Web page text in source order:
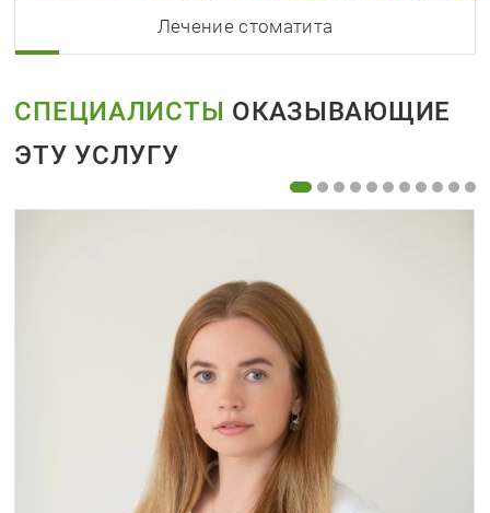
Лечение стоматита
СПЕЦИАЛИСТЫ ОКАЗЫВАЮЩИЕ
ЭТУ УСЛУГУ